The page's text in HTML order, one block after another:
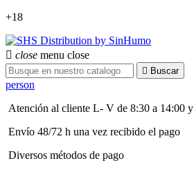
+18
 close menu close
 Buscar
person
Atención al cliente L- V de 8:30 a 14:00
Envío 48/72 h una vez recibido el pago
Diversos métodos de pago